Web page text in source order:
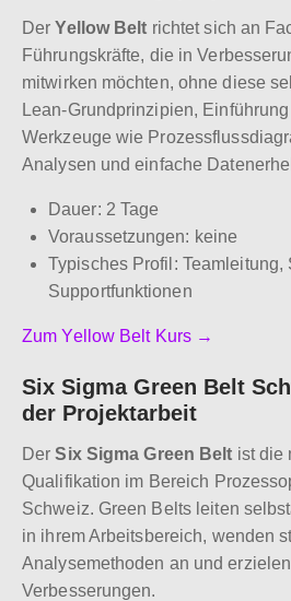
DerYellow Belt richtet sich an
Führungskräfte, die in
mitwirken möchten, ohne diese
Lean-Grundprinzipien,
Werkzeuge wie
Analysen und einfache
Dauer: 2 Tage
Voraussetzungen: keine
Typisches Profil: Teamleitung,
Supportfunktionen
Zum Yellow Belt Kurs →
Six Sigma Green Belt
der Projektarbeit
DerSix Sigma Green Belt ist die
Qualifikation im Bereich
Schweiz. Green Belts leiten
in ihrem Arbeitsbereich, wenden
Analysemethoden an und
Verbesserungen.